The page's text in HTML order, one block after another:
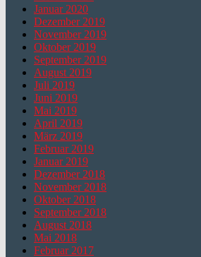
Januar 2020
Dezember 2019
November 2019
Oktober 2019
September 2019
August 2019
Juli 2019
Juni 2019
Mai 2019
April 2019
März 2019
Februar 2019
Januar 2019
Dezember 2018
November 2018
Oktober 2018
September 2018
August 2018
Mai 2018
Februar 2017